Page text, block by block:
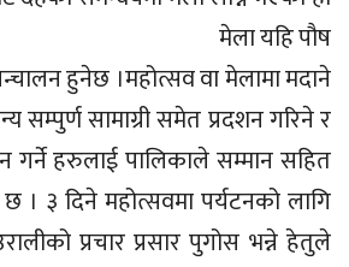
यहि पौष
हुनेछ ।महोत्सव वा मेलामा मदाने
सम्पुर्ण सामाग्री समेत प्रदशन गरिने र
गर्ने हरुलाई पालिकाले सम्मान सहित
। ३ दिने महोत्सवमा पर्यटनको लागि
प्रचार प्रसार पुगोस भन्ने हेतुले